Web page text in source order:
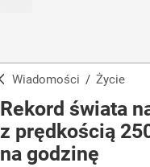
Wiadomości / Życie
Rekord świata
z prędkością
na godzinę